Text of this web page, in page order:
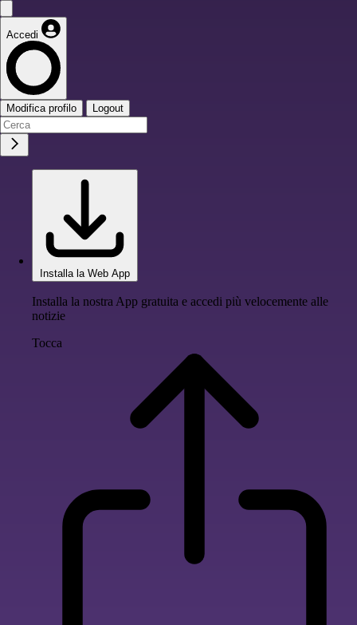
Accedi
Modifica profilo Logout
Installa la Web App
Installa la nostra App gratuita e accedi più velocemente alle
notizie
Tocca